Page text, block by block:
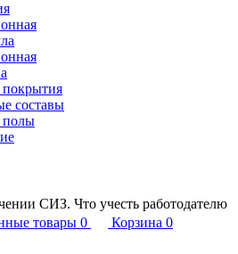
составы
полы
СИЗ. Что учесть работодателю
товары 0 Корзина 0